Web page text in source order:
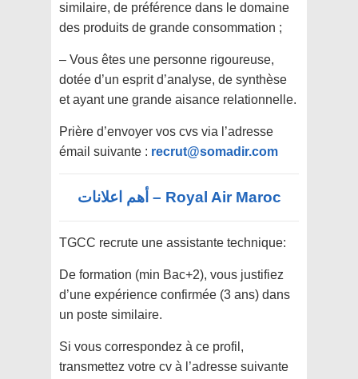
similaire, de préférence dans le domaine
des produits de grande consommation ;
– Vous êtes une personne rigoureuse,
dotée d’un esprit d’analyse, de synthèse
et ayant une grande aisance relationnelle.
Prière d’envoyer vos cvs via l’adresse
émail suivante : recrut@somadir.com
Royal Air Maroc – أهم اعلانات
TGCC recrute une assistante technique:
De formation (min Bac+2), vous justifiez
d’une expérience confirmée (3 ans) dans
un poste similaire.
Si vous correspondez à ce profil,
transmettez votre cv à l’adresse suivante